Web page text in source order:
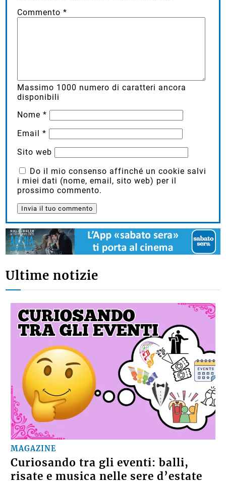
Commento*
Massimo 1000 numero di caratteri ancora
disponibili
Nome*
Email*
Sito web
Do il mio consenso affinché un cookie salvi
i miei dati (nome, email, sito web) per il
prossimo commento.
Ultime notizie
MAGAZINE
Curiosando tra gli eventi: balli,
risate e musica nelle sere d’estate